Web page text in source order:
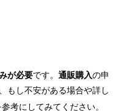
が必要です。 通販購入の申
もし不安がある場合や詳し
参考にしてみてください。